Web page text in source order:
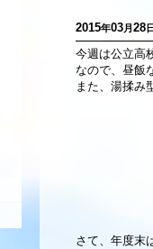
2015年03月28
今週は公立高
なので、昼飯
また、湯揉み
さて、年度末